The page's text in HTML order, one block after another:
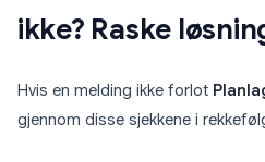
ikke? Raske
Hvis en melding ikke forlot
gjennom disse sjekkene i